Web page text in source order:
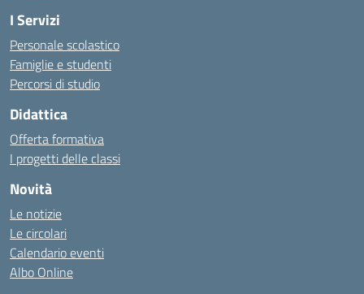
I Servizi
Personale scolastico
Famiglie e studenti
Percorsi di studio
Didattica
Offerta formativa
I progetti delle classi
Novità
Le notizie
Le circolari
Calendario eventi
Albo Online